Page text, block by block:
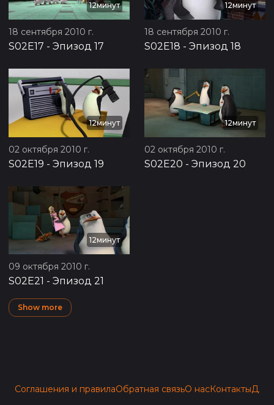
12минут
18 сентября 2010 г.
S02E17 - Эпизод 17
12минут
18 сентября 2010 г.
S02E18 - Эпизод 18
12минут
02 октября 2010 г.
S02E19 - Эпизод 19
12минут
02 октября 2010 г.
S02E20 - Эпизод 20
12минут
09 октября 2010 г.
S02E21 - Эпизод 21
Show more
Соглашения и правилаОбратная связьО насКонтактыДля